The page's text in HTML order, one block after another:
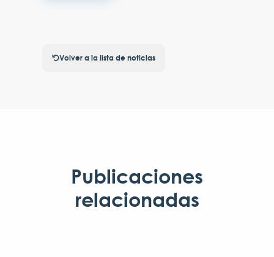
Volver a la lista de noticias
Publicaciones
relacionadas